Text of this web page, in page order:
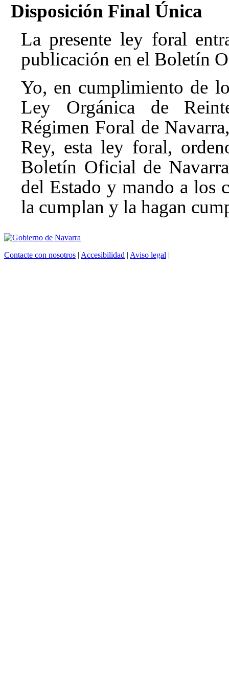
Disposición Final Única
La presente ley foral
publicación en el Boletín
Yo, en cumplimiento de
Ley Orgánica de
Régimen Foral de
Rey, esta ley foral,
Boletín Oficial de
del Estado y mando a los
la cumplan y la hagan
Contacte con nosotros | Accesibilidad | Aviso legal |